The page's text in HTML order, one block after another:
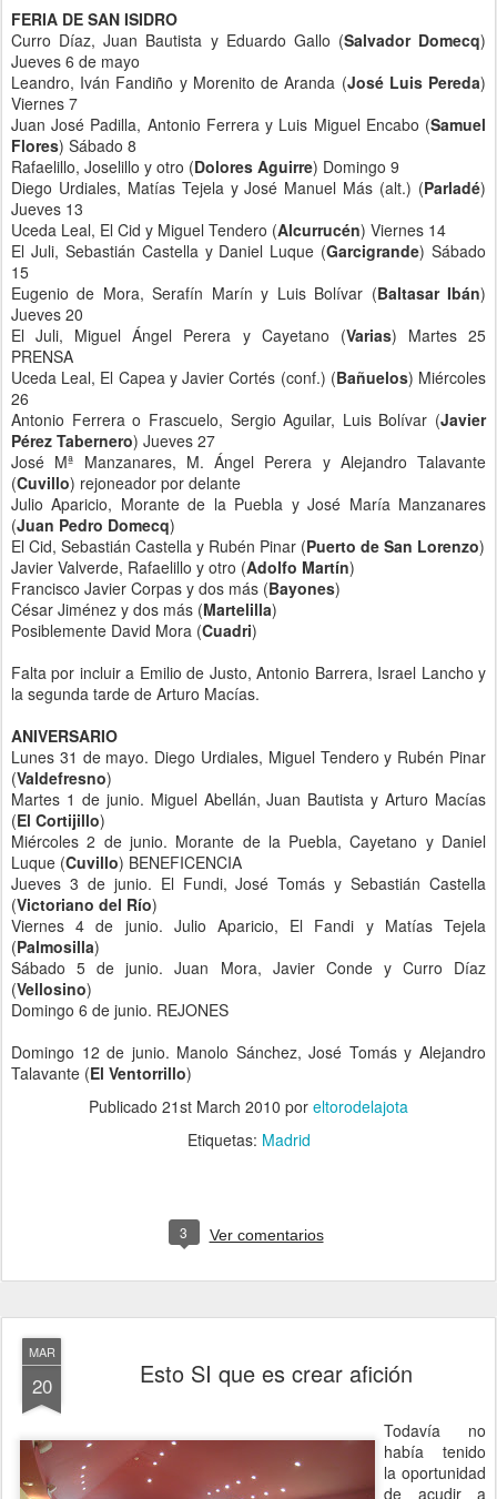
FERIA DE SAN ISIDRO
Curro Díaz, Juan Bautista y Eduardo Gallo (Salvador Domecq)
Jueves 6 de mayo
Leandro, Iván Fandiño y Morenito de Aranda (José Luis Pereda)
Viernes 7
Juan José Padilla, Antonio Ferrera y Luis Miguel Encabo (Samuel
Flores) Sábado 8
Rafaelillo, Joselillo y otro (Dolores Aguirre) Domingo 9
Diego Urdiales, Matías Tejela y José Manuel Más (alt.) (Parladé)
Jueves 13
Uceda Leal, El Cid y Miguel Tendero (Alcurrucén) Viernes 14
El Juli, Sebastián Castella y Daniel Luque (Garcigrande) Sábado
15
Eugenio de Mora, Serafín Marín y Luis Bolívar (Baltasar Ibán)
Jueves 20
El Juli, Miguel Ángel Perera y Cayetano (Varias) Martes 25
PRENSA
Uceda Leal, El Capea y Javier Cortés (conf.) (Bañuelos) Miércoles
26
Antonio Ferrera o Frascuelo, Sergio Aguilar, Luis Bolívar (Javier
Pérez Tabernero) Jueves 27
José Mª Manzanares, M. Ángel Perera y Alejandro Talavante
(Cuvillo) rejoneador por delante
Julio Aparicio, Morante de la Puebla y José María Manzanares
(Juan Pedro Domecq)
El Cid, Sebastián Castella y Rubén Pinar (Puerto de San Lorenzo)
Javier Valverde, Rafaelillo y otro (Adolfo Martín)
Francisco Javier Corpas y dos más (Bayones)
César Jiménez y dos más (Martelilla)
Posiblemente David Mora (Cuadri)
Falta por incluir a Emilio de Justo, Antonio Barrera, Israel Lancho y
la segunda tarde de Arturo Macías.
ANIVERSARIO
Lunes 31 de mayo. Diego Urdiales, Miguel Tendero y Rubén Pinar
(Valdefresno)
Martes 1 de junio. Miguel Abellán, Juan Bautista y Arturo Macías
(El Cortijillo)
Miércoles 2 de junio. Morante de la Puebla, Cayetano y Daniel
Luque (Cuvillo) BENEFICENCIA
Jueves 3 de junio. El Fundi, José Tomás y Sebastián Castella
(Victoriano del Río)
Viernes 4 de junio. Julio Aparicio, El Fandi y Matías Tejela
(Palmosilla)
Sábado 5 de junio. Juan Mora, Javier Conde y Curro Díaz
(Vellosino)
Domingo 6 de junio. REJONES
Domingo 12 de junio. Manolo Sánchez, José Tomás y Alejandro
Talavante (El Ventorrillo)
Publicado 21st March 2010 por eltorodelajota
Etiquetas: Madrid
3 Ver comentarios
MAR
20 Esto SI que es crear afición
Todavía no
había tenido
la oportunidad
de acudir a